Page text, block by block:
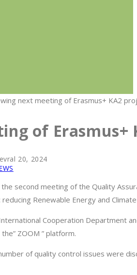
of Erasmus+
20, 2024
second meeting of the Quality
Renewable Energy and
International Cooperation
ZOOM ” platform.
of quality control issues were